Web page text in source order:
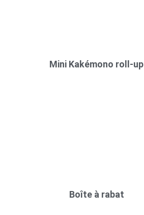
Mini Kakémono roll-up
Boîte à rabat